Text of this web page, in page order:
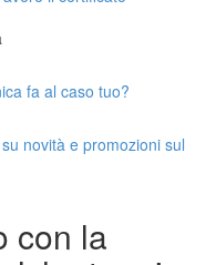
fa al caso tuo?
novità e promozioni sul
con la